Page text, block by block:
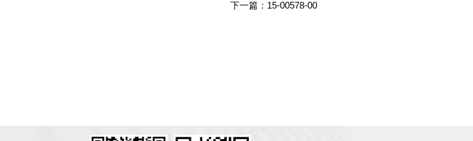
下一篇： 15-00578-00